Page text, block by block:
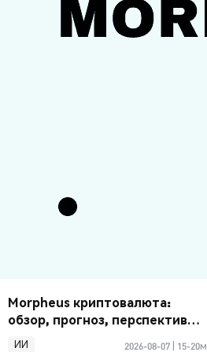
Morpheus криптовалюта:
обзор, прогноз, перспективы
2026
ИИ 2026-08-07 15-20м